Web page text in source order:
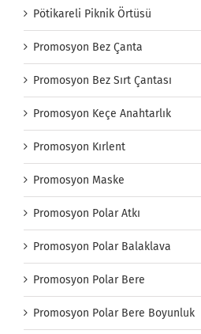
Pötikareli Piknik Örtüsü
Promosyon Bez Çanta
Promosyon Bez Sırt Çantası
Promosyon Keçe Anahtarlık
Promosyon Kırlent
Promosyon Maske
Promosyon Polar Atkı
Promosyon Polar Balaklava
Promosyon Polar Bere
Promosyon Polar Bere Boyunluk